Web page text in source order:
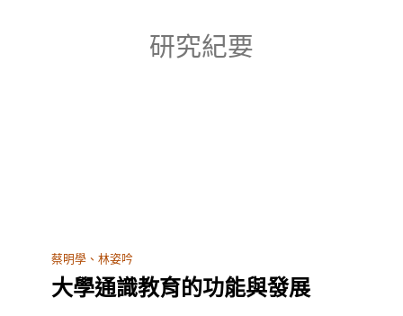
研究紀要
蔡明學、林姿吟
大學通識教育的功能與發展